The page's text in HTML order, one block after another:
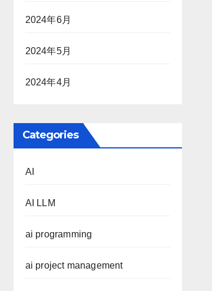
2024年6月
2024年5月
2024年4月
Categories
AI
AI LLM
ai programming
ai project management